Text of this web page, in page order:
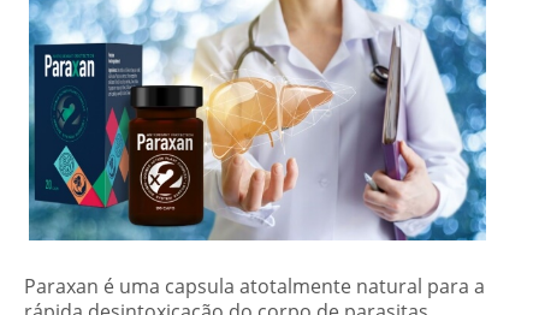
Paraxan é uma capsula atotalmente natural para a